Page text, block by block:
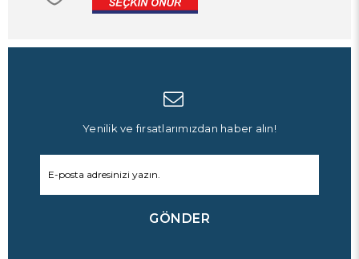
Yenilik ve fırsatlarımızdan haber alın!
GÖNDER